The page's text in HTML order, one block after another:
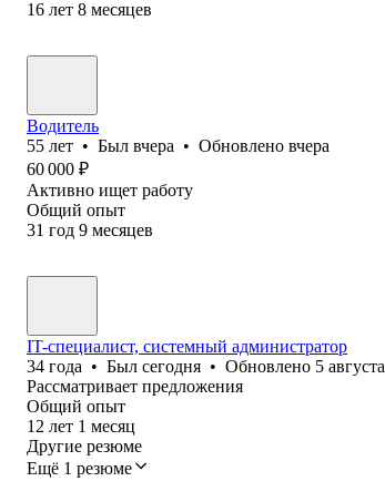
16 лет 8 месяцев
Водитель
55 лет • Был вчера • Обновлено вчера
60 000 ₽
Активно ищет работу
Общий опыт
31 год 9 месяцев
IT-специалист, системный администратор
34 года • Был сегодня • Обновлено 5 августа
Рассматривает предложения
Общий опыт
12 лет 1 месяц
Другие резюме
Ещё 1 резюме